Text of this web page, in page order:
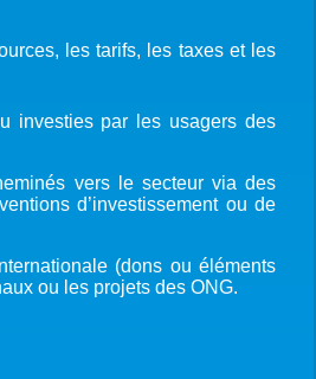
les tarifs, les taxes et les
investies par les usagers des
vers le secteur via des
d’investissement ou de
(dons ou éléments
ou les projets des ONG.